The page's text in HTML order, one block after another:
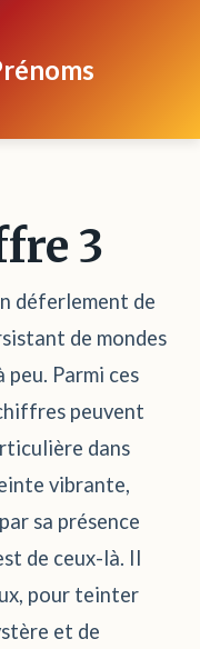
3
déferlement de
de mondes
Parmi ces
peuvent
dans
vibrante,
sa présence
de ceux-là. Il
pour teinter
et de